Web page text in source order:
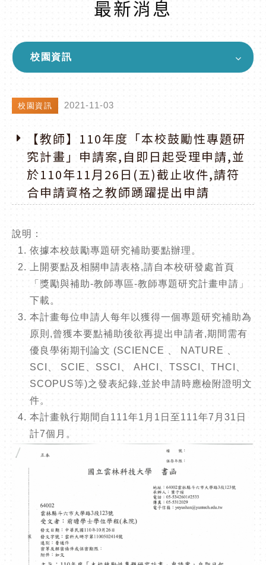
最新消息
校園資訊
校園資訊 2021-11-03
【教師】110年度「本校鼓勵性專題研
究計畫」申請案,自即日起受理申請,並
於110年11月26日(五)截止收件,請符
合申請資格之教師踴躍提出申請
說明：
依據本校鼓勵專題研究補助要點辦理。
上開要點及相關申請表格,請自本校研發處首頁
「獎勵與補助-教師專區-教師專題研究計畫申請」
下載。
本計畫每位申請人每年以獲得一個專題研究補助為
原則,曾獲本要點補助後欲再提出申請者,期間需有
優良學術期刊論文 (SCIENCE 、 NATURE 、
SCI、 SCIE、SSCI、 AHCI、TSSCI、THCI、
SCOPUS等)之發表紀錄,並於申請時應檢附證明文
件。
本計畫執行期間自111年1月1日至111年7月31日
計7個月。